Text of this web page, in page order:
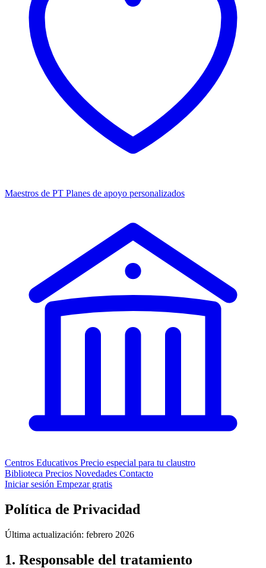
Maestros de PT Planes de apoyo personalizados
Centros Educativos Precio especial para tu claustro
Biblioteca Precios Novedades Contacto
Iniciar sesión Empezar gratis
Política de Privacidad
Última actualización: febrero 2026
1. Responsable del tratamiento